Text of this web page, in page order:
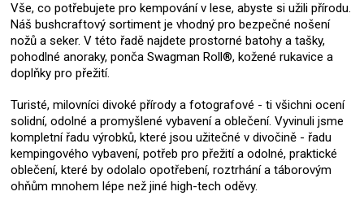
Vše, co potřebujete pro kempování v lese, abyste si užili přírodu.
Náš bushcraftový sortiment je vhodný pro bezpečné nošení
nožů a seker. V této řadě najdete prostorné batohy a tašky,
pohodlné anoraky, ponča Swagman Roll®, kožené rukavice a
doplňky pro přežití.
Turisté, milovníci divoké přírody a fotografové - ti všichni ocení
solidní, odolné a promyšlené vybavení a oblečení. Vyvinuli jsme
kompletní řadu výrobků, které jsou užitečné v divočině - řadu
kempingového vybavení, potřeb pro přežití a odolné, praktické
oblečení, které by odolalo opotřebení, roztrhání a táborovým
ohňům mnohem lépe než jiné high-tech oděvy.